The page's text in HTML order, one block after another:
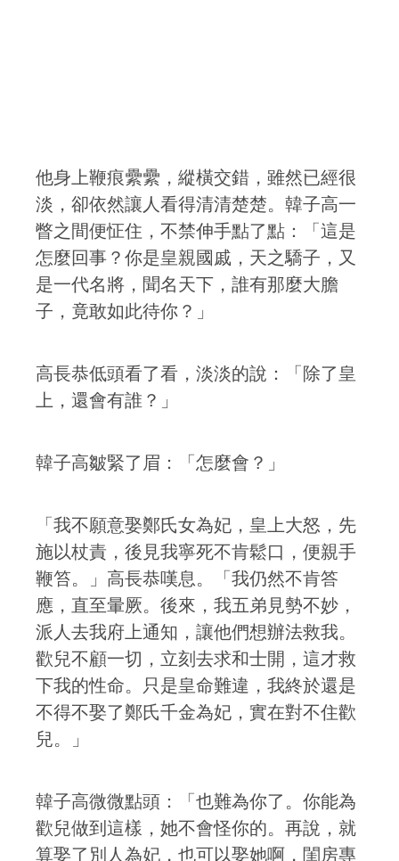
他身上鞭痕纍纍，縱橫交錯，雖然已經很
淡，卻依然讓人看得清清楚楚。韓子高一
瞥之間便怔住，不禁伸手點了點：「這是
怎麼回事？你是皇親國戚，天之驕子，又
是一代名將，聞名天下，誰有那麼大膽
子，竟敢如此待你？」
高長恭低頭看了看，淡淡的說：「除了皇
上，還會有誰？」
韓子高皺緊了眉：「怎麼會？」
「我不願意娶鄭氏女為妃，皇上大怒，先
施以杖責，後見我寧死不肯鬆口，便親手
鞭笞。」高長恭嘆息。「我仍然不肯答
應，直至暈厥。後來，我五弟見勢不妙，
派人去我府上通知，讓他們想辦法救我。
歡兒不顧一切，立刻去求和士開，這才救
下我的性命。只是皇命難違，我終於還是
不得不娶了鄭氏千金為妃，實在對不住歡
兒。」
韓子高微微點頭：「也難為你了。你能為
歡兒做到這樣，她不會怪你的。再說，就
算娶了別人為妃，也可以娶她啊，閨房專